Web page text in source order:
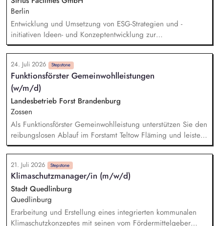
PV/Speicher-Bereich Erstellung von Angeboten und
Kalkulationen sowie Durchführen von Vertragsverhandlungen
Koordination von Projekten in Zusammenarbeit mit Technik,
Planung und Montage
Berlin
Entwicklung und Umsetzung von ESG-Strategien und -
initiativen Ideen- und Konzeptentwicklung zur
Dekarbonisierung der Gewerbeparks Budgetierung konkreter
Nachhaltigkeitsmaßnahmen und Bewertung des CRREM-
Pfades Machbarkeitsstudien und technische Vorprüfung für
PV-, LED- und Heizungsprojekte Unterstützung bei der
Gebäudezertifizierung nach gängigen
Nachhaltigkeitsstandards Erstellung von Reports und
Präsentationen für interne und externe Stakeholder
24. Juli 2026 Stepstone
Funktionsförster Gemeinwohlleistungen
(w/m/d)
Landesbetrieb Forst Brandenburg
Zossen
Als Funktionsförster Gemeinwohlleistung unterstützen Sie den
reibungslosen Ablauf im Forstamt Teltow Fläming und leisten
damit einen sinnstiftenden Beitrag für Forstwirtschaft, Umwelt-
und Naturschutz. Planen, Koordinieren und Abstimmen aller
Angelegenheiten des forstlichen Arten-, Biotop- und
Gebietsschutzes im Forstamt und anleiten der
Revierleiter/innen auf diesem Fachgebiet, Zusammenarbeit
mit Behörden und Ehrenamt auf diesem Gebiet. Planen,
durchführen und abrechnen revierübergreifender
Maßnahmen der Waldpädagogik sowie der forstlichen
21. Juli 2026 Stepstone
Klimaschutzmanager/in (m/w/d)
Stadt Quedlinburg
Quedlinburg
Erarbeitung und Erstellung eines integrierten kommunalen
Klimaschutzkonzeptes mit seinen vom Fördermittelgeber